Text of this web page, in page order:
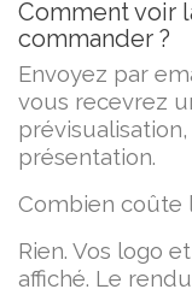
Comment voir
commander ?
Envoyez par
vous recevrez
présentation.
Combien coûte
Rien. Vos logo
affiché. Le